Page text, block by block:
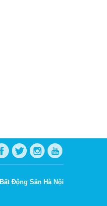
Bất Động Sản Hà Nội